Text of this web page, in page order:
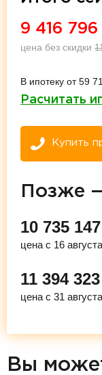
9 416 796
цена без скидки
В ипотеку от 59
Расчитать
Купить
Позже
10 735 147
цена с 16
11 394 323
цена с 31
Вы